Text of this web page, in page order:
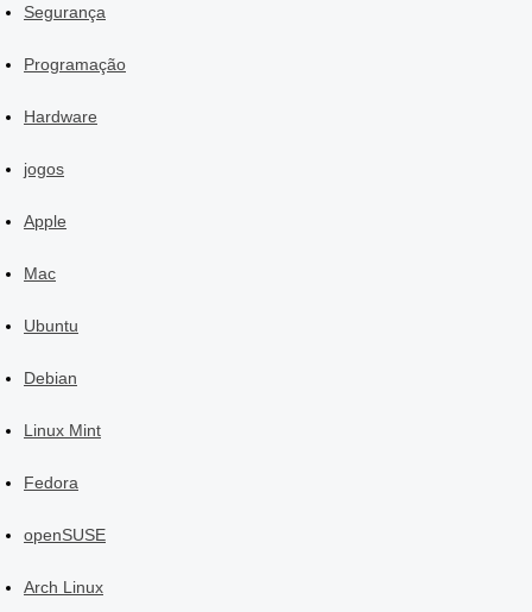
Segurança
Programação
Hardware
jogos
Apple
Mac
Ubuntu
Debian
Linux Mint
Fedora
openSUSE
Arch Linux